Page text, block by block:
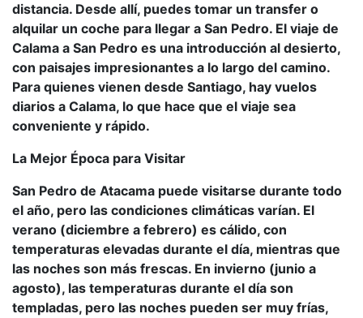
distancia. Desde allí, puedes tomar un transfer o
alquilar un coche para llegar a San Pedro. El viaje de
Calama a San Pedro es una introducción al desierto,
con paisajes impresionantes a lo largo del camino.
Para quienes vienen desde Santiago, hay vuelos
diarios a Calama, lo que hace que el viaje sea
conveniente y rápido.
La Mejor Época para Visitar
San Pedro de Atacama puede visitarse durante todo
el año, pero las condiciones climáticas varían. El
verano (diciembre a febrero) es cálido, con
temperaturas elevadas durante el día, mientras que
las noches son más frescas. En invierno (junio a
agosto), las temperaturas durante el día son
templadas, pero las noches pueden ser muy frías,